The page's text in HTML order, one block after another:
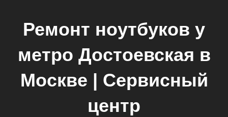
Ремонт ноутбуков у
метро Достоевская в
Москве | Сервисный
центр